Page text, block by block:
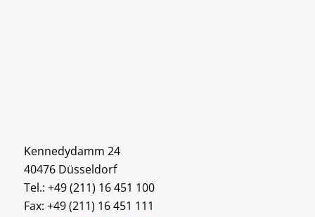
Kennedydamm 24
40476 Düsseldorf
Tel.: +49 (211) 16 451 100
Fax: +49 (211) 16 451 111